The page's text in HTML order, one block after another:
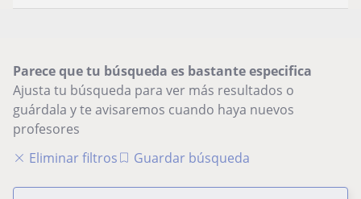
Parece que tu búsqueda es bastante especifica
Ajusta tu búsqueda para ver más resultados o
guárdala y te avisaremos cuando haya nuevos
profesores
Eliminar filtros
Guardar búsqueda